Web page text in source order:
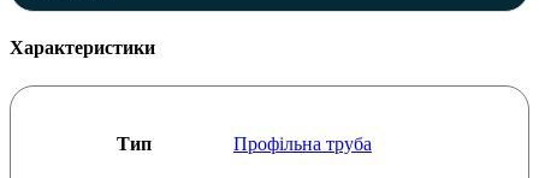
(L=6000),
1
Характеристики
Тип Профільна труба